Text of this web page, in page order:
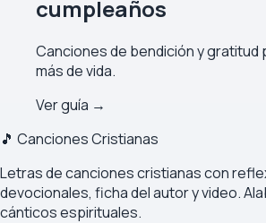
cumpleaños
Canciones de bendición y gratitud
más de vida.
Ver guía →
🎵 Canciones Cristianas
Letras de canciones cristianas con
devocionales, ficha del autor y video.
cánticos espirituales.